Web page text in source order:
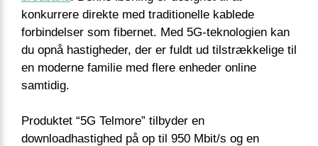
konkurrere direkte med traditionelle kablede
forbindelser som fibernet. Med 5G-teknologien kan
du opnå hastigheder, der er fuldt ud tilstrækkelige til
en moderne familie med flere enheder online
samtidig.
Produktet “5G Telmore” tilbyder en
downloadhastighed på op til 950 Mbit/s og en